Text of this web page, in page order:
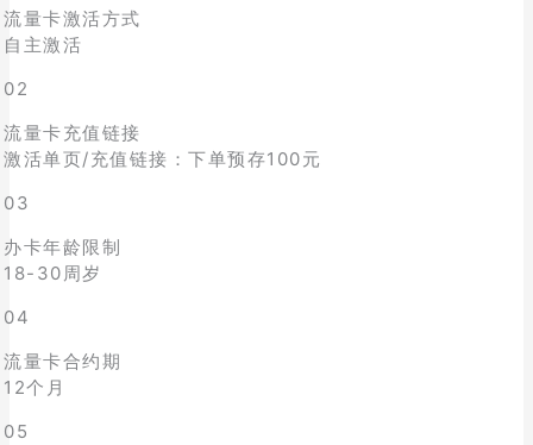
流量卡激活方式
自主激活
02
流量卡充值链接
激活单页/充值链接：下单预存100元
03
办卡年龄限制
18-30周岁
04
流量卡合约期
12个月
05